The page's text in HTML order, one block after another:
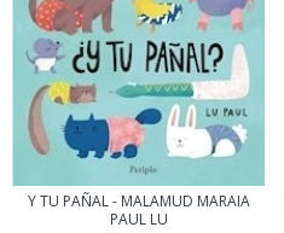
Y TU PAÑAL - MALAMUD MARAIA
PAUL LU